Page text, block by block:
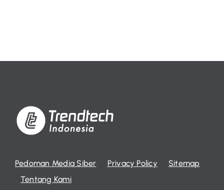
Pedoman Media Siber Privacy Policy
Sitemap
Tentang Kami